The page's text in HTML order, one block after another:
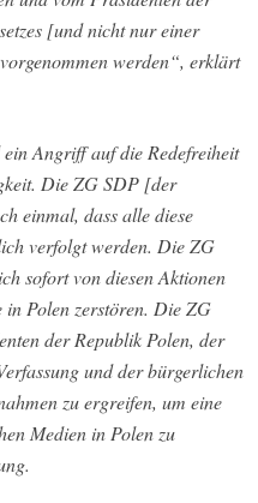
[und nicht nur einer
werden“, erklärt
Angriff auf die Redefreiheit
Die ZG SDP [der
einmal, dass alle diese
verfolgt werden. Die ZG
sofort von diesen Aktionen
in Polen zerstören. Die ZG
der Republik Polen, der
und der bürgerlichen
zu ergreifen, um eine
Medien in Polen zu